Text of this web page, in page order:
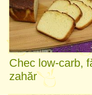
Chec low-carb,
zahăr